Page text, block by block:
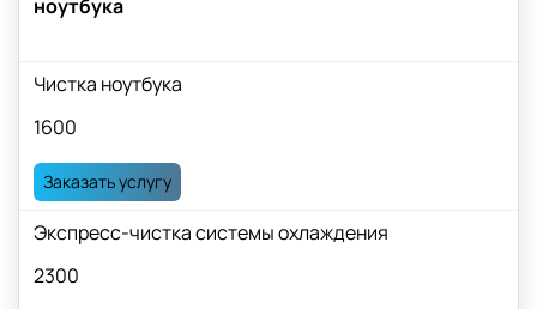
ноутбука
Чистка ноутбука
1600
Заказать услугу
Экспресс-чистка системы охлаждения
2300